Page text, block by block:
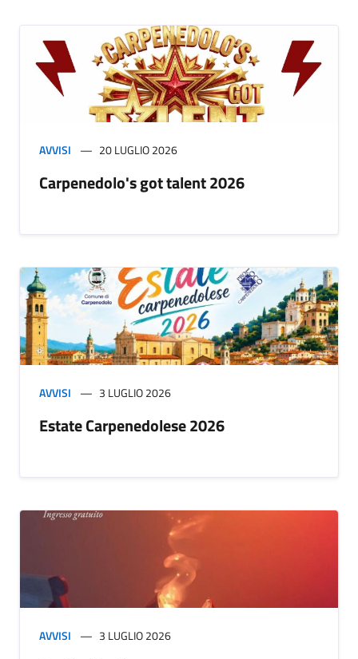
AVVISI 20 LUGLIO 2026
Carpenedolo's got talent 2026
AVVISI 3 LUGLIO 2026
Estate Carpenedolese 2026
AVVISI 3 LUGLIO 2026